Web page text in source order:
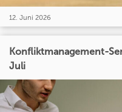
12. Juni 2026
Konfliktmanagement-
Juli